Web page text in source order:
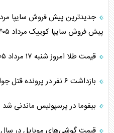
پیش فروش سایپا کوییک مرداد ۱۴۰۵ اعلام شد
قیمت طلا امروز شنبه ۱۷ مرداد ۱۴۰۵ + جدول
بازداشت ۶ نفر در پرونده قتل جوانی در ستارخان
بیفوما در پرسپولیس ماندنی شد